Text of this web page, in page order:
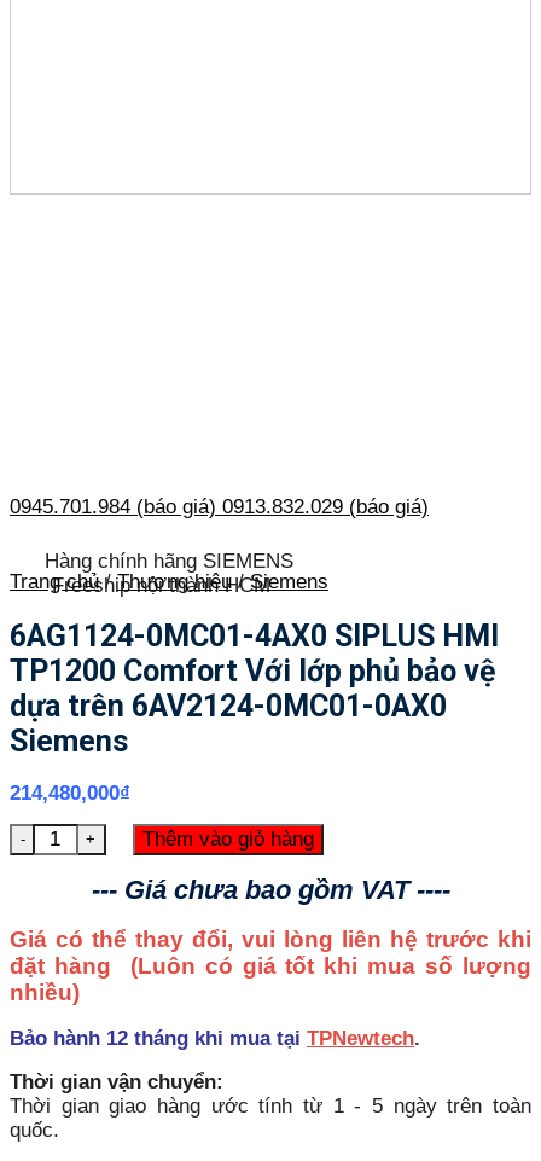
0945.701.984 (báo giá) 0913.832.029 (báo giá)
Hàng chính hãng SIEMENS
Freeship nội thành HCM
Trang chủ / Thương hiệu / Siemens
6AG1124-0MC01-4AX0 SIPLUS HMI
TP1200 Comfort Với lớp phủ bảo vệ
dựa trên 6AV2124-0MC01-0AX0
Siemens
214,480,000₫
6AG1124-0MC01-4AX0 SIPLUS HMI TP1200 Comfort
Thêm vào giỏ hàng
--- Giá chưa bao gồm VAT ----
Giá có thể thay đổi, vui lòng liên hệ trước khi
đặt hàng (Luôn có giá tốt khi mua số lượng
nhiều)
Bảo hành 12 tháng khi mua tại TPNewtech.
Thời gian vận chuyển:
Thời gian giao hàng ước tính từ 1 - 5 ngày trên toàn
quốc.